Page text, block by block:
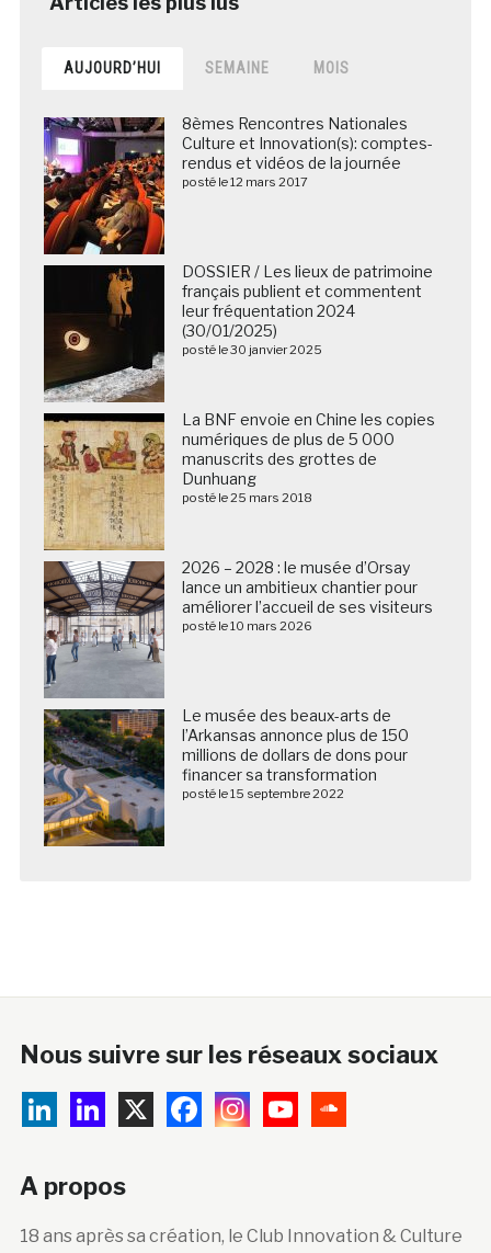
AUJOURD’HUI SEMAINE MOIS
8èmes Rencontres Nationales
Culture et Innovation(s): comptes-
rendus et vidéos de la journée
posté le 12 mars 2017
DOSSIER / Les lieux de patrimoine
français publient et commentent
leur fréquentation 2024
(30/01/2025)
posté le 30 janvier 2025
La BNF envoie en Chine les copies
numériques de plus de 5 000
manuscrits des grottes de
Dunhuang
posté le 25 mars 2018
2026 – 2028 : le musée d’Orsay
lance un ambitieux chantier pour
améliorer l’accueil de ses visiteurs
posté le 10 mars 2026
Le musée des beaux-arts de
l’Arkansas annonce plus de 150
millions de dollars de dons pour
financer sa transformation
posté le 15 septembre 2022
Nous suivre sur les réseaux sociaux
A propos
18 ans après sa création, le Club Innovation & Culture